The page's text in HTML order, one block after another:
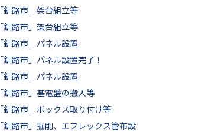
「釧路市」架台組立等
「釧路市」架台組立等
「釧路市」パネル設置
「釧路市」パネル設置完了！
「釧路市」パネル設置
「釧路市」基電盤の搬入等
「釧路市」ボックス取り付け等
「釧路市」掘削、エフレックス管布設